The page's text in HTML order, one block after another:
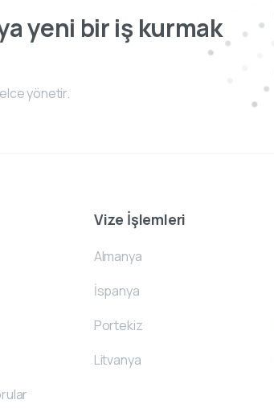
yeni bir iş kurmak
yönetir.
Vize İşlemleri
Almanya
İspanya
Portekiz
Litvanya